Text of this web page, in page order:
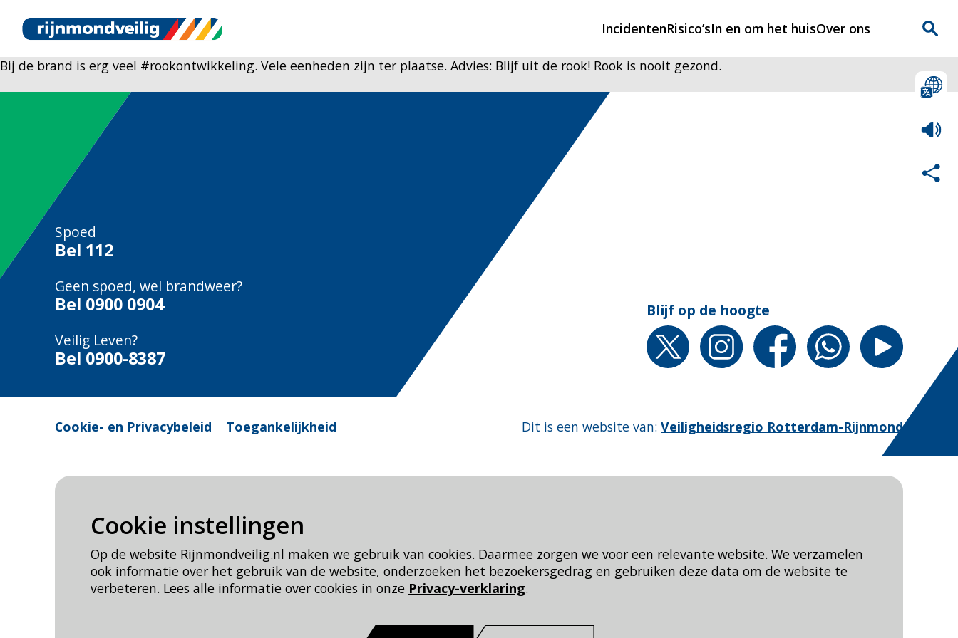
Cookie instellingen
Op de website Rijnmondveilig.nl maken we gebruik van cookies. Daarmee zorgen we voor een relevante website. We verzamelen
ook informatie over het gebruik van de website, onderzoeken het bezoekersgedrag en gebruiken deze data om de website te
verbeteren. Lees alle informatie over cookies in onze Privacy-verklaring.
Incidenten
Hulpdiensten nodig?
CIN-meldingen
Risico’sIn en om het huisOver ons
Bij de brand is erg veel #rookontwikkeling. Vele eenheden zijn ter plaatse. Advies: Blijf uit de rook! Rook is nooit gezond.
Spoed
Bel 112
Geen spoed, wel brandweer?
Bel 0900 0904
Veilig Leven?
Bel 0900-8387
Blijf op de hoogte
Cookie- en Privacybeleid Toegankelijkheid Dit is een website van: Veiligheidsregio Rotterdam-Rijnmond